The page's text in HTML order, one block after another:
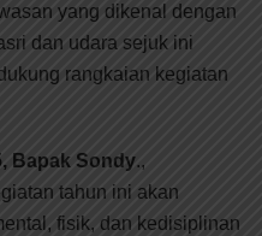
yang dikenal dengan
dan udara sejuk ini
rangkaian kegiatan
Bapak Sondy.,
tahun ini akan
fisik, dan kedisiplinan